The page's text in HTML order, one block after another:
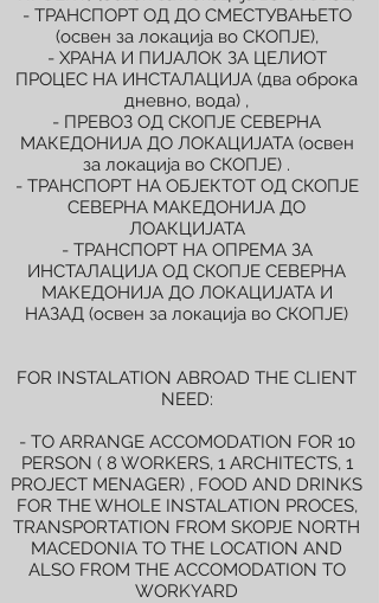
- ТРАНСПОРТ ОД ДО СМЕСТУВАЊЕТО
(освен за локација во СКОПЈЕ),
- ХРАНА И ПИЈАЛОК ЗА ЦЕЛИОТ
ПРОЦЕС НА ИНСТАЛАЦИЈА (два оброка
дневно, вода) ,
- ПРЕВОЗ ОД СКОПЈЕ СЕВЕРНА
МАКЕДОНИЈА ДО ЛОКАЦИЈАТА (освен
за локација во СКОПЈЕ) .
- ТРАНСПОРТ НА ОБЈЕКТОТ ОД СКОПЈЕ
СЕВЕРНА МАКЕДОНИЈА ДО
ЛОАКЦИЈАТА
- ТРАНСПОРТ НА ОПРЕМА ЗА
ИНСТАЛАЦИЈА ОД СКОПЈЕ СЕВЕРНА
МАКЕДОНИЈА ДО ЛОКАЦИЈАТА И
НАЗАД (освен за локација во СКОПЈЕ)
FOR INSTALATION ABROAD THE CLIENT
NEED:
- TO ARRANGE ACCOMODATION FOR 10
PERSON ( 8 WORKERS, 1 ARCHITECTS, 1
PROJECT MENAGER) , FOOD AND DRINKS
FOR THE WHOLE INSTALATION PROCES,
TRANSPORTATION FROM SKOPJE NORTH
MACEDONIA TO THE LOCATION AND
ALSO FROM THE ACCOMODATION TO
WORKYARD